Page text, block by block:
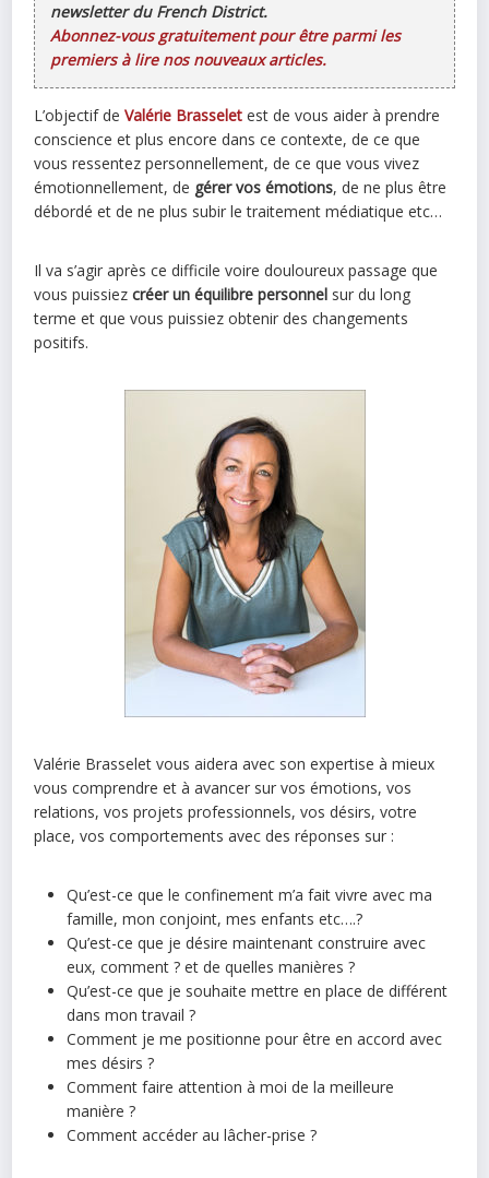
newsletter du French District.
Abonnez-vous gratuitement pour être parmi les
premiers à lire nos nouveaux articles.
L’objectif deValérie Brasselet est de vous aider à prendre
conscience et plus encore dans ce contexte, de ce que
vous ressentez personnellement, de ce que vous vivez
émotionnellement, de gérer vos émotions, de ne plus être
débordé et de ne plus subir le traitement médiatique etc…
Il va s’agir après ce difficile voire douloureux passage que
vous puissiezcréer un équilibre personnel sur du long
terme et que vous puissiez obtenir des changements
positifs.
Valérie Brasselet vous aidera avec son expertise à mieux
vous comprendre et à avancer sur vos émotions, vos
relations, vos projets professionnels, vos désirs, votre
place, vos comportements avec des réponses sur :
Qu’est-ce que le confinement m’a fait vivre avec ma
famille, mon conjoint, mes enfants etc….?
Qu’est-ce que je désire maintenant construire avec
eux, comment ? et de quelles manières ?
Qu’est-ce que je souhaite mettre en place de différent
dans mon travail ?
Comment je me positionne pour être en accord avec
mes désirs ?
Comment faire attention à moi de la meilleure
manière ?
Comment accéder au lâcher-prise ?